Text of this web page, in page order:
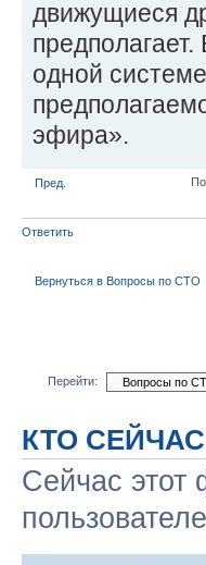
движущиеся
одной
эфира».
Пред.
Ответить
Вернуться в Вопросы по СТО
Перейти:
КТО
Сейчас этот